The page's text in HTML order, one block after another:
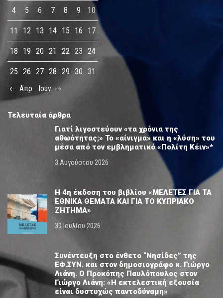
4 5 6 7 8 9 10
11 12 13 14 15 16 17
18 19 20 21 22 23 24
25 26 27 28 29 30 31
Απρ
Ιούν
Τελευταία άρθρα
Γιατί λιγοστεύουν «τα χρόνια της
αθωότητας;» Το «αίνιγμα» και η «λύση» του
μέσα από τον εμβληματικό «Πολίτη Κέιν»*
3 Αυγούστου 2026
Η 4η έκδοση του βιβλίου «ΜΕΛΕΤΕΣ ΓΙΑ ΤΑ
ΕΘΝΙΚΑ ΘΕΜΑΤΑ ΚΑΙ ΓΙΑ ΤΟ ΚΥΠΡΙΑΚΟ
ΖΗΤΗΜΑ»
30 Ιουλίου 2026
Συνέντευξη στο ένθετο “Νησίδες” της
ΕΦ.ΣΥΝ. και στον δημοσιογράφο κ. Γιώργο
Λιάνη. Ο Προκόπης Παυλόπουλος στον
Γιώργο Λιάνη: «Η εκτελεστική εξουσία
είναι δυστυχώς παντοδύναμη»